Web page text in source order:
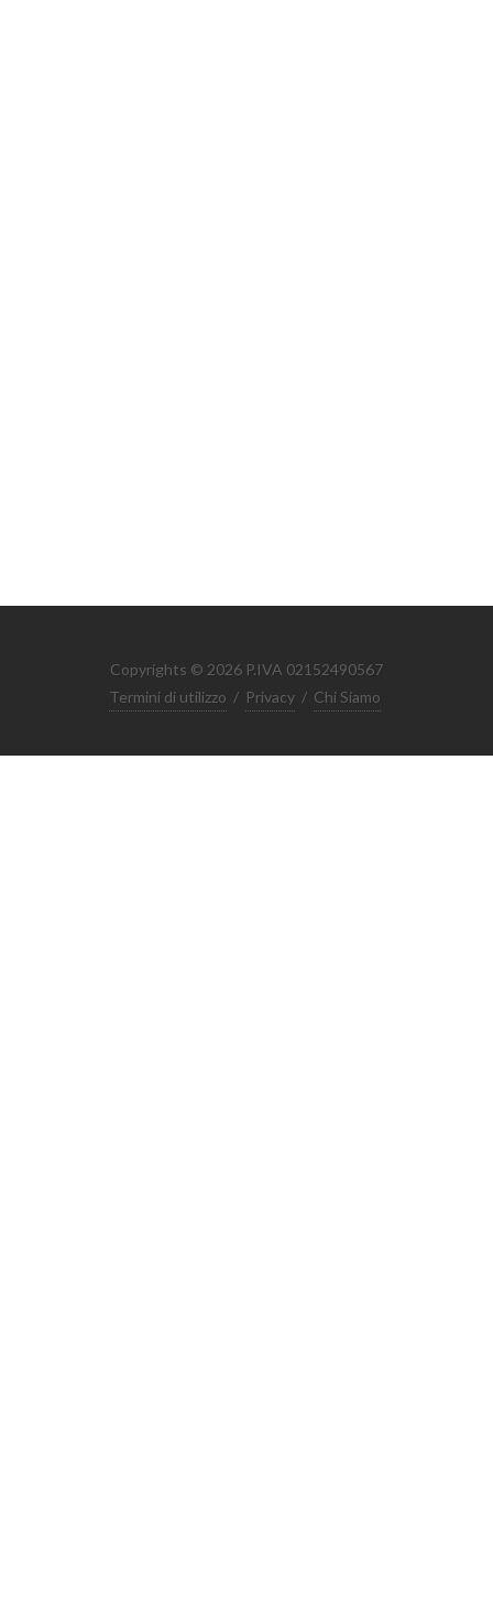
Copyrights © 2026 P.IVA 02152490567
Termini di utilizzo / Privacy / Chi Siamo